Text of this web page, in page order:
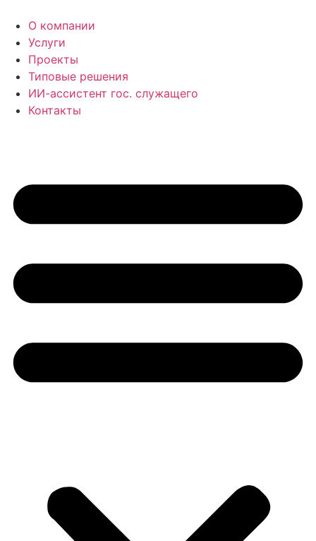
содержимому
О компании
Услуги
Проекты
Типовые решения
ИИ-ассистент гос. служащего
Контакты